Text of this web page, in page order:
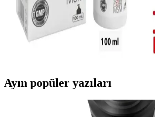
Swiss Bork Güneş Koruyucu ve Leke
Kremler: Güçlü ve Güvenilir
Swiss Bork güneş kremleri yüksek SPF ve
cildi güneşin zararlı etkilerinden korur, leke
Ayın popüler yazıları